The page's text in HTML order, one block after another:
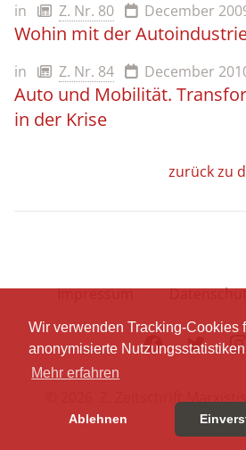
Wir verwenden Tracking-Cookies
anonymisierte
Mehr erfahren
Ablehnen
in Z. Nr. 80 December
Wohin mit der
in Z. Nr. 84 December
Auto und Mobilität.
in der Krise
zurück zu
Impressum
FacebookTwitter
© 2026 Z. Zeitschrift